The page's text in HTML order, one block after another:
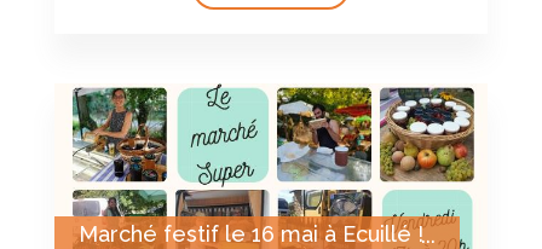
Marché festif le 16 mai à Ecuillé !